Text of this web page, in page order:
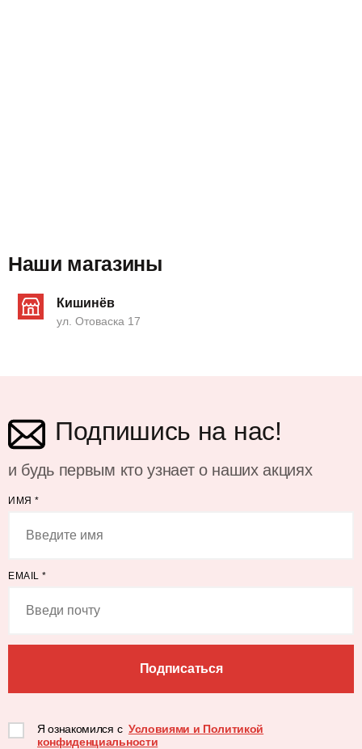
Наши магазины
Кишинёв
ул. Отоваска 17
Подпишись на нас!
и будь первым кто узнает о наших акциях
ИМЯ *
EMAIL *
Подписаться
Я ознакомился с Условиями и Политикой
конфиденциальности